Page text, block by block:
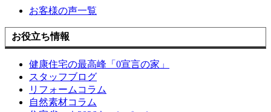
お客様の声一覧
お役立ち情報
健康住宅の最高峰「0宣言の家」
スタッフブログ
リフォームコラム
自然素材コラム